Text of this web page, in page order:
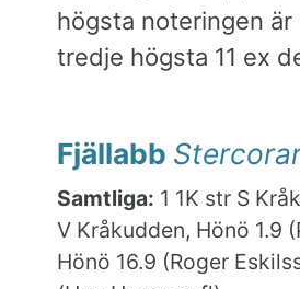
högsta noteringen
tredje högsta 11 ex
Fjällabb
Samtliga: 1 1K str S
V Kråkudden, Hönö 1.9
Hönö 16.9 (Roger